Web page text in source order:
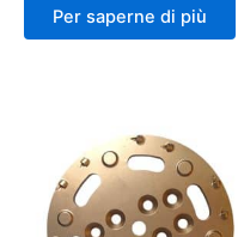
Per saperne di più